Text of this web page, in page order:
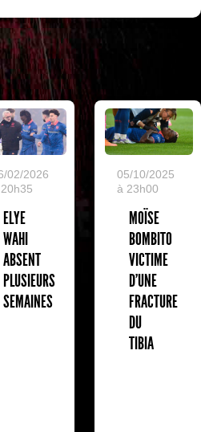
02/2026
ELYE
WAHI
ABSENT
PLUSIEURS
SEMAINES
05/10/2025
à 23h00
MOÏSE
BOMBITO
VICTIME
D'UNE
FRACTURE
DU
TIBIA